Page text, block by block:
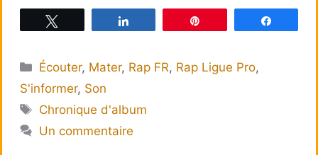
Catégories
Écouter, Mater, Rap FR, Rap Ligue Pro,
S'informer, Son
Étiquettes
Chronique d'album
Un commentaire